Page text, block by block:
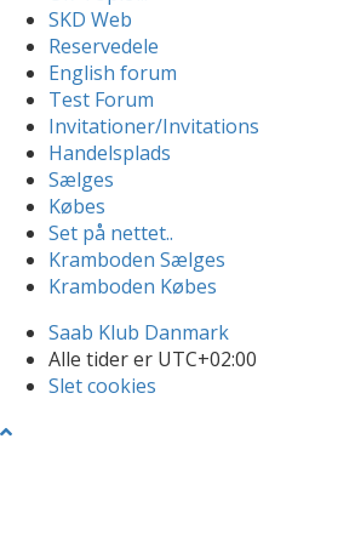
SKD Web
Reservedele
English forum
Test Forum
Invitationer/Invitations
Handelsplads
Sælges
Købes
Set på nettet..
Kramboden Sælges
Kramboden Købes
Saab Klub Danmark
Alle tider er UTC+02:00
Slet cookies